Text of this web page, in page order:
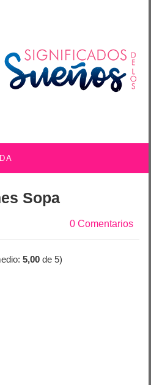
Sopa
0 Comentarios
5,00 de 5)